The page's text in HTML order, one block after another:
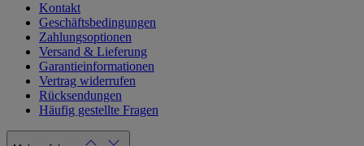
Kontakt
Geschäftsbedingungen
Zahlungsoptionen
Versand & Lieferung
Garantieinformationen
Vertrag widerrufen
Rücksendungen
Häufig gestellte Fragen